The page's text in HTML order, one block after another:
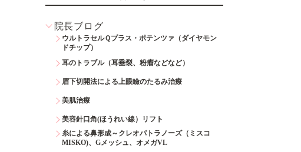
院長ブログ
ウルトラセルＱプラス・ポテンツァ（ダイヤモン
ドチップ）
耳のトラブル（耳垂裂、粉瘤などなど）
眉下切開法による上眼瞼のたるみ治療
美肌治療
美容針口角(ほうれい線）リフト
糸による鼻形成～クレオパトラノーズ（ミスコ
MISKO)、Gメッシュ、オメガVL